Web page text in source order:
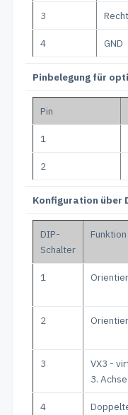
3
4 GND
Pinbelegung für
Pin
1
2
Konfiguration über
DIP-
Schalter
Funktion
1
2
3
VX3 -
3. Achse
4